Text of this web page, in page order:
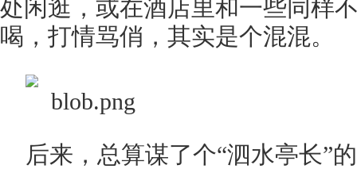
处闲逛，或在酒店里和一些同样
喝，打情骂俏，其实是个混混。
后来，总算谋了个“泗水亭长”